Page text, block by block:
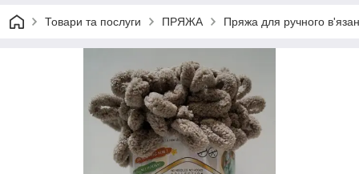
Товари та послуги ПРЯЖА Пряжа для ручного